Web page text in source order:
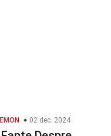
02 dec. 2024